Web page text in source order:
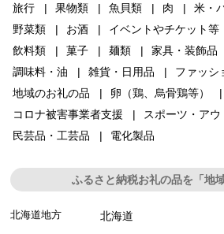
旅行 果物類 魚貝類 肉 米・
野菜類
お酒 イベントやチケット等
飲料類
菓子 麺類 家具・装飾品
調味料・油
雑貨・日用品 ファッシ
地域のお礼の品
卵（鶏、烏骨鶏等）
コロナ被害事業者支援
スポーツ・アウ
民芸品・工芸品
電化製品
ふるさと納税お礼の品を「地
北海道地方 北海道